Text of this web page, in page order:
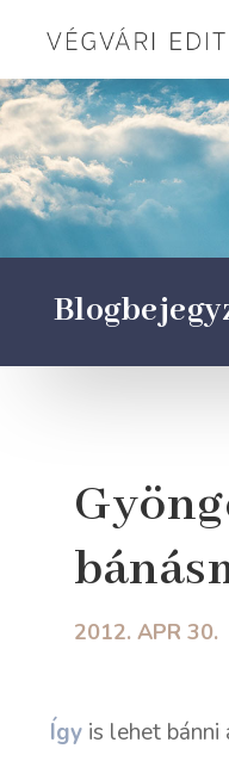
2012. APR 30.
Így is lehet